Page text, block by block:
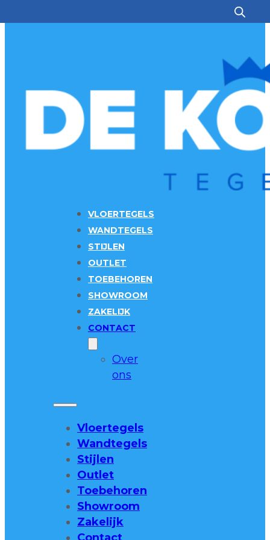
VLOERTEGELS
WANDTEGELS
STIJLEN
OUTLET
TOEBEHOREN
SHOWROOM
ZAKELIJK
CONTACT
Over
ons
Vloertegels
Wandtegels
Stijlen
Outlet
Toebehoren
Showroom
Zakelijk